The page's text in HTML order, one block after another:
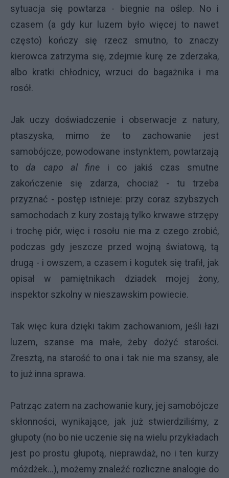
sytuacja się powtarza - biegnie na oślep. No i
czasem (a gdy kur luzem było więcej to nawet
często) kończy się rzecz smutno, to znaczy
kierowca zatrzyma się, zdejmie kurę ze zderzaka,
albo kratki chłodnicy, wrzuci do bagażnika i ma
rosół.
Jak uczy doświadczenie i obserwacje z natury,
ptaszyska, mimo że to zachowanie jest
samobójcze, powodowane instynktem, powtarzają
to da capo al fine i co jakiś czas smutne
zakończenie się zdarza, chociaż - tu trzeba
przyznać - postęp istnieje: przy coraz szybszych
samochodach z kury zostają tylko krwawe strzępy
i trochę piór, więc i rosołu nie ma z czego zrobić,
podczas gdy jeszcze przed wojną światową, tą
drugą - i owszem, a czasem i kogutek się trafił, jak
opisał w pamiętnikach dziadek mojej żony,
inspektor szkolny w nieszawskim powiecie.
Tak więc kura dzięki takim zachowaniom, jeśli łazi
luzem, szanse ma małe, żeby dożyć starości.
Zresztą, na starość to ona i tak nie ma szansy, ale
to już inna sprawa.
Patrząc zatem na zachowanie kury, jej samobójcze
skłonności, wynikające, jak już stwierdziliśmy, z
głupoty (no bo nie uczenie się na wielu przykładach
jest po prostu głupotą, nieprawdaż, no i ten kurzy
móżdżek…), możemy znaleźć rozliczne analogie do